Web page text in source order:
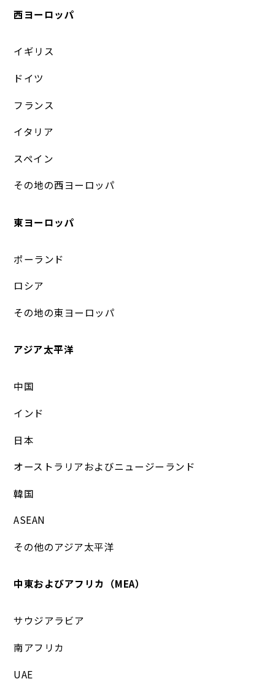
西ヨーロッパ
イギリス
ドイツ
フランス
イタリア
スペイン
その地の西ヨーロッパ
東ヨーロッパ
ポーランド
ロシア
その地の東ヨーロッパ
アジア太平洋
中国
インド
日本
オーストラリアおよびニュージーランド
韓国
ASEAN
その他のアジア太平洋
中東およびアフリカ（MEA）
サウジアラビア
南アフリカ
UAE